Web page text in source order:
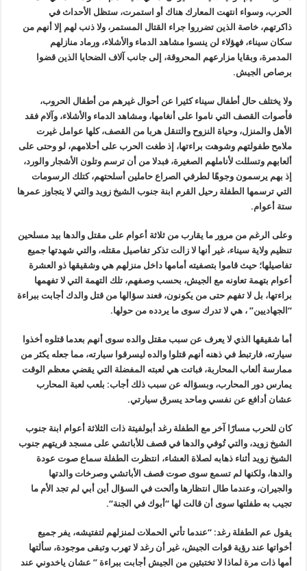
الحرب، وسواء انتهت المعارك هناك أو استمرت، ستظل الأحداث في
ذاكرتهم، خاصة الذين تضرروا جراء القتال المستمر، ولا ذنب لهم إلا أنهم من
سكان سيناء، فهؤلاء لن ينسوا مشاهد الدماء والأشلاء، ورماد منازلهم
المدمرة، وبقايا مزارعهم المحروقة، إلى جانب آلاف الضحايا الذين قضوا
برصاص الجيش.
ولا يختلف حال أطفال سيناء كثيرا عن أحوال غيرهم من أطفال الحروب،
فأصوات القصف التي ناموا على أنغامها، ومشاهد الدماء والأشلاء، وآلام فقد
الأهل والمنزل، وحياة النزوح والتنقل هربا من القصف، كلها عوامل غيرت
ملامح طفولتهم وشوهت براءتها، إذ طغت الحرب على أحلامهم، لو وحتى على
ألعابهم وتسللت لأناملهم الصغيرة، فبدلا من أن ترسم وتلون الأشجار والورد،
إذ بهم يرسمون وجوهًا لطرفي الصراع حاملين أسلحتهم، كتلك الرسومات
التي ترسمها الطفلة رحيل القرم ابنة جنوب الشيخ زويد والتي لا يتجاوز عمرها
ستة أعوام.
وعلى الرغم من مرور ما يقارب من ثلاثة أعوام على مقتل والدها بيد مسلحين
تنظيم ولاية سيناء، غير أنها لا زالت تذكر تفاصيل مقتله، والتي شهدتها جميع
تفاصيلها؛ حيث قاموا بتصفيته أمامها داخل منزلهم هي وشقيقها ذو العشرة
أعوام بتهمة تعاونه مع الجيش، بحسب وصفهم، تلك التهمة التي لا تفهمها
براءتها، بل لا تفهم حتى من يكونون، فعند سؤالها من قتل والدك أجابت ببراءة
“ الجهاديين” ، هي لا تدرك سوى ما يردده من حولها.
أما شقيقها الذي لا يعرف عن سبب مقتل والده سوى أنهم بعدما قتلوه أخذوا
سيارته، فارتبط في ذهنه أنهم قتلوا والده ليسرقوا سيارته، مما جعله يكثر من
ممارسة ألعاب المحاربة، فباتت هي لعبته المفضلة التي يقضي معظم الوقت
يمارس دور المحارب، وبسؤاله عن سبب ذلك أجاب: بلعب لعبة المحارب
عشان أدافع عن نفسي وماحد يسرق سيارتي.
كان للحرب مسارًا آخر مع الطفلة رغد أبولفيتة ذات الثلاثة أعوام ابنة جنوب
الشيخ زويد، والتي تُوفي والدها في قصف للأباتشي على مسجد قريتهم جنوب
الشيخ زويد أثناء ذهابه لصلاة العشاء، انتظرت الطفلة سماع صوت عودة
والدها، ولكنها لم تسمع سوى صوت قصف الأباتشي وصرخات والدتها
والجيران، وعندما طال انتظارها وألحت في السؤال أين أبي لم تجد الأم ما
تجيب به طفلتها سوى أن قالت لها “أبوك في الجنة“.
يقول عم الطفلة رغد: “عندما تأتي الحملات لمنزلهم لتفتيشه، يفر جميع
أخواتها عند رؤية قوات الجيش، غير أن رغد لا تهرب وتبقى موجودة، سألتها
أمها ذات مرة لماذا لا تختبئين من الجيش أجابت ببراءة ” عشان ياخدوني عند